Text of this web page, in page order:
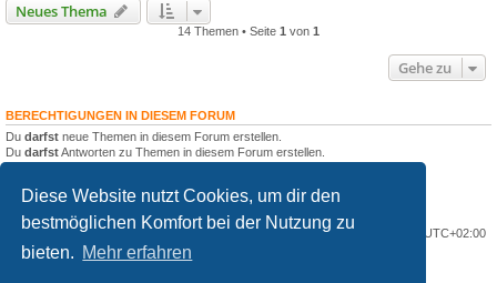
Diese Website nutzt Cookies, um dir den
bestmöglichen Komfort bei der Nutzung zu
bieten. Mehr erfahren
Neues Thema
14 Themen • Seite 1 von 1
Gehe zu
BERECHTIGUNGEN IN DIESEM FORUM
Du darfst neue Themen in diesem Forum erstellen.
Du darfstAntworten zu Themen in diesem Forum erstellen.
Du darfstkeineDateianhänge in diesem Forum erstellen.
Portal Foren-Übersicht Alle Zeiten sind UTC+02:00